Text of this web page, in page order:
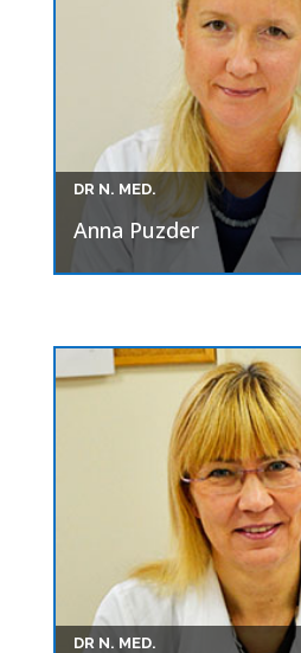
DR N. MED.
Anna Puzder
DR N. MED.